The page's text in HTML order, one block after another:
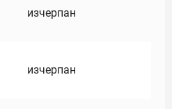
изчерпан
изчерпан